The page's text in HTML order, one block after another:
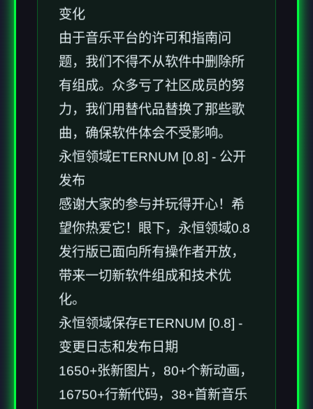
变化
由于音乐平台的许可和指南问
题，我们不得不从软件中删除所
有组成。众多亏了社区成员的努
力，我们用替代品替换了那些歌
曲，确保软件体会不受影响。
永恒领域ETERNUM [0.8] - 公开
发布
感谢大家的参与并玩得开心！希
望你热爱它！眼下，永恒领域0.8
发行版已面向所有操作者开放，
带来一切新软件组成和技术优
化。
永恒领域保存ETERNUM [0.8] -
变更日志和发布日期
1650+张新图片，80+个新动画，
16750+行新代码，38+首新音乐